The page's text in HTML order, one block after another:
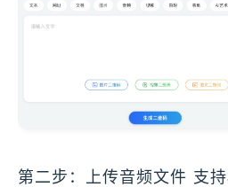
第二步：上传音频文件 支